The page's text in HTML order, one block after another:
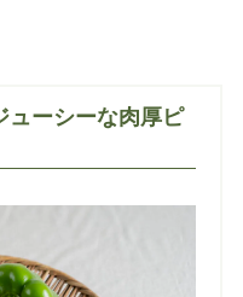
ューシーな肉厚ピ